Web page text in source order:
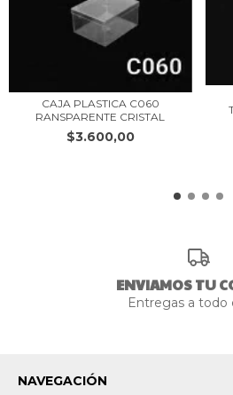
CAJA PLASTICA C060
RANSPARENTE CRISTAL
$3.600,00
ENVIAMOS TU
Entregas a todo
NAVEGACIÓN